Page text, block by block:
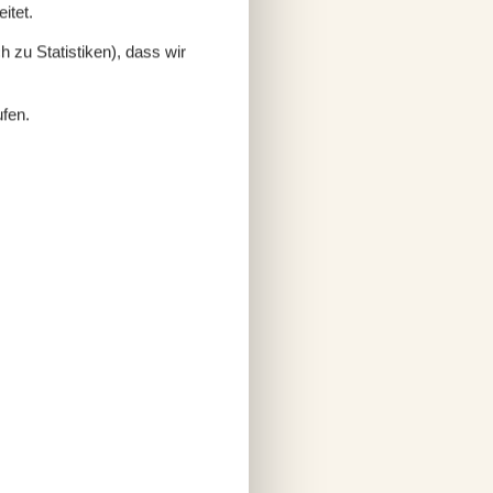
zu Statistiken), dass wir